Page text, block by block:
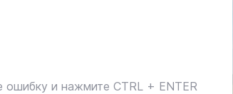
и нажмите CTRL + ENTER